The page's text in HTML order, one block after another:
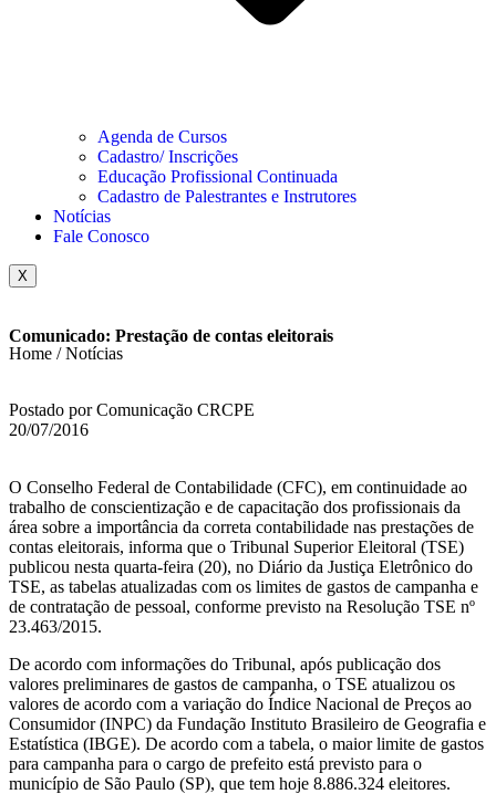
Agenda de Cursos
Cadastro/ Inscrições
Educação Profissional Continuada
Cadastro de Palestrantes e Instrutores
Notícias
Fale Conosco
X
Comunicado: Prestação de contas eleitorais
Home / Notícias
Postado por Comunicação CRCPE
20/07/2016
O Conselho Federal de Contabilidade (CFC), em continuidade ao
trabalho de conscientização e de capacitação dos profissionais da
área sobre a importância da correta contabilidade nas prestações de
contas eleitorais, informa que o Tribunal Superior Eleitoral (TSE)
publicou nesta quarta-feira (20), no Diário da Justiça Eletrônico do
TSE, as tabelas atualizadas com os limites de gastos de campanha e
de contratação de pessoal, conforme previsto na Resolução TSE nº
23.463/2015.
De acordo com informações do Tribunal, após publicação dos
valores preliminares de gastos de campanha, o TSE atualizou os
valores de acordo com a variação do Índice Nacional de Preços ao
Consumidor (INPC) da Fundação Instituto Brasileiro de Geografia e
Estatística (IBGE). De acordo com a tabela, o maior limite de gastos
para campanha para o cargo de prefeito está previsto para o
município de São Paulo (SP), que tem hoje 8.886.324 eleitores.